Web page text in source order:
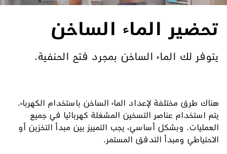
تحضير الماء الساخن
يتوفر لك الماء الساخن بمجرد فتح الحنفية.
هناك طرق مختلفة لإعداد الماء الساخن باستخدام الكهرباء.
يتم استخدام عناصر التسخين المشغلة كهربائيا في جميع
العمليات. وبشكل أساسي، يجب التمييز بين مبدأ التخزين أو
الاحتياطي ومبدأ التدفق المستمر.